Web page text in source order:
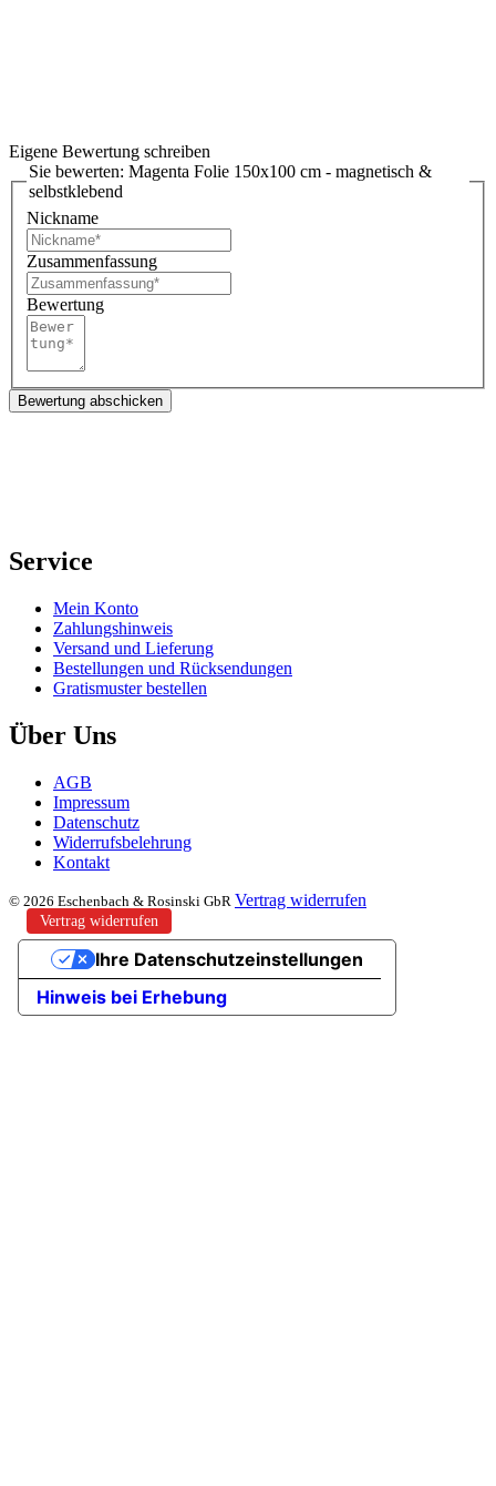
Eigene Bewertung schreiben
Sie bewerten: Magenta Folie 150x100 cm - magnetisch &
selbstklebend
Nickname
Zusammenfassung
Bewertung
Bewertung abschicken
Service
Mein Konto
Zahlungshinweis
Versand und Lieferung
Bestellungen und Rücksendungen
Gratismuster bestellen
Über Uns
AGB
Impressum
Datenschutz
Widerrufsbelehrung
Kontakt
© 2026 Eschenbach & Rosinski GbR Vertrag widerrufen
Vertrag widerrufen
Hinweis bei Erhebung
Ihre Datenschutzeinstellungen